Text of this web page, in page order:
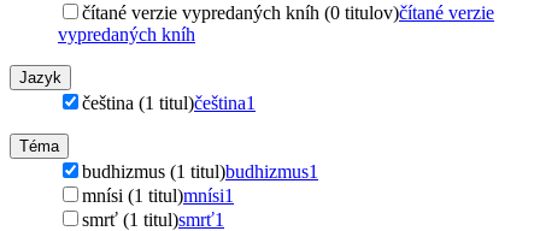
čítané verzie vypredaných kníh (0 titulov)čítané verzie
vypredaných kníh
Jazyk
čeština (1 titul)čeština1
Téma
budhizmus (1 titul)budhizmus1
mnísi (1 titul)mnísi1
smrť (1 titul)smrť1